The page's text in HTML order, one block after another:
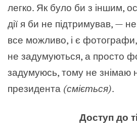
легко. Як було би з іншим,
дії я би не підтримував, —
все можливо, і є фотографи,
не задумуються, а просто
задумуюсь, тому не знімаю
президента (сміється).
Доступ до